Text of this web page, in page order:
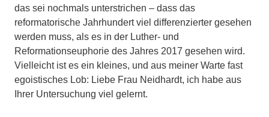
das sei nochmals unterstrichen – dass das
reformatorische Jahrhundert viel differenzierter gesehen
werden muss, als es in der Luther- und
Reformationseuphorie des Jahres 2017 gesehen wird.
Vielleicht ist es ein kleines, und aus meiner Warte fast
egoistisches Lob: Liebe Frau Neidhardt, ich habe aus
Ihrer Untersuchung viel gelernt.